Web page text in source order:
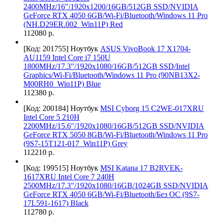
2400MHz/16"/1920x1200/16GB/512GB SSD/NVIDIA
GeForce RTX 4050 6GB/Wi-Fi/Bluetooth/Windows 11 Pro
(NH.D29ER.002_Win11P) Red
112080 р.
[Код: 201755] Ноутбук ASUS VivoBook 17 X1704-
AU1159 Intel Core i7 150U
1800MHz/17.3"/1920x1080/16GB/512GB SSD/Intel
Graphics/Wi-Fi/Bluetooth/Windows 11 Pro (90NB13X2-
M00RH0_Win11P) Blue
112380 р.
[Код: 200184] Ноутбук MSI Cyborg 15 C2WE-017XRU
Intel Core 5 210H
2200MHz/15.6"/1920x1080/16GB/512GB SSD/NVIDIA
GeForce RTX 5050 8GB/Wi-Fi/Bluetooth/Windows 11 Pro
(9S7-15T121-017_Win11P) Grey
112210 р.
[Код: 199515] Ноутбук MSI Katana 17 B2RVEK-
1617XRU Intel Core 7 240H
2500MHz/17.3"/1920x1080/16GB/1024GB SSD/NVIDIA
GeForce RTX 4050 6GB/Wi-Fi/Bluetooth/Без ОС (9S7-
17L591-1617) Black
112780 р.